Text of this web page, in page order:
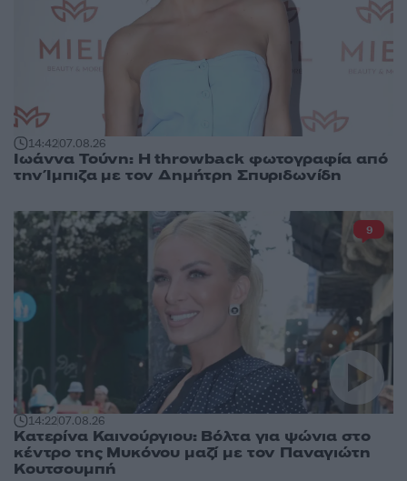
14:4207.08.26
Ιωάννα Τούνη: Η throwback φωτογραφία από
την Ίμπιζα με τον Δημήτρη Σπυριδωνίδη
14:2207.08.26
Κατερίνα Καινούργιου: Βόλτα για ψώνια στο
κέντρο της Μυκόνου μαζί με τον Παναγιώτη
Κουτσουμπή
9